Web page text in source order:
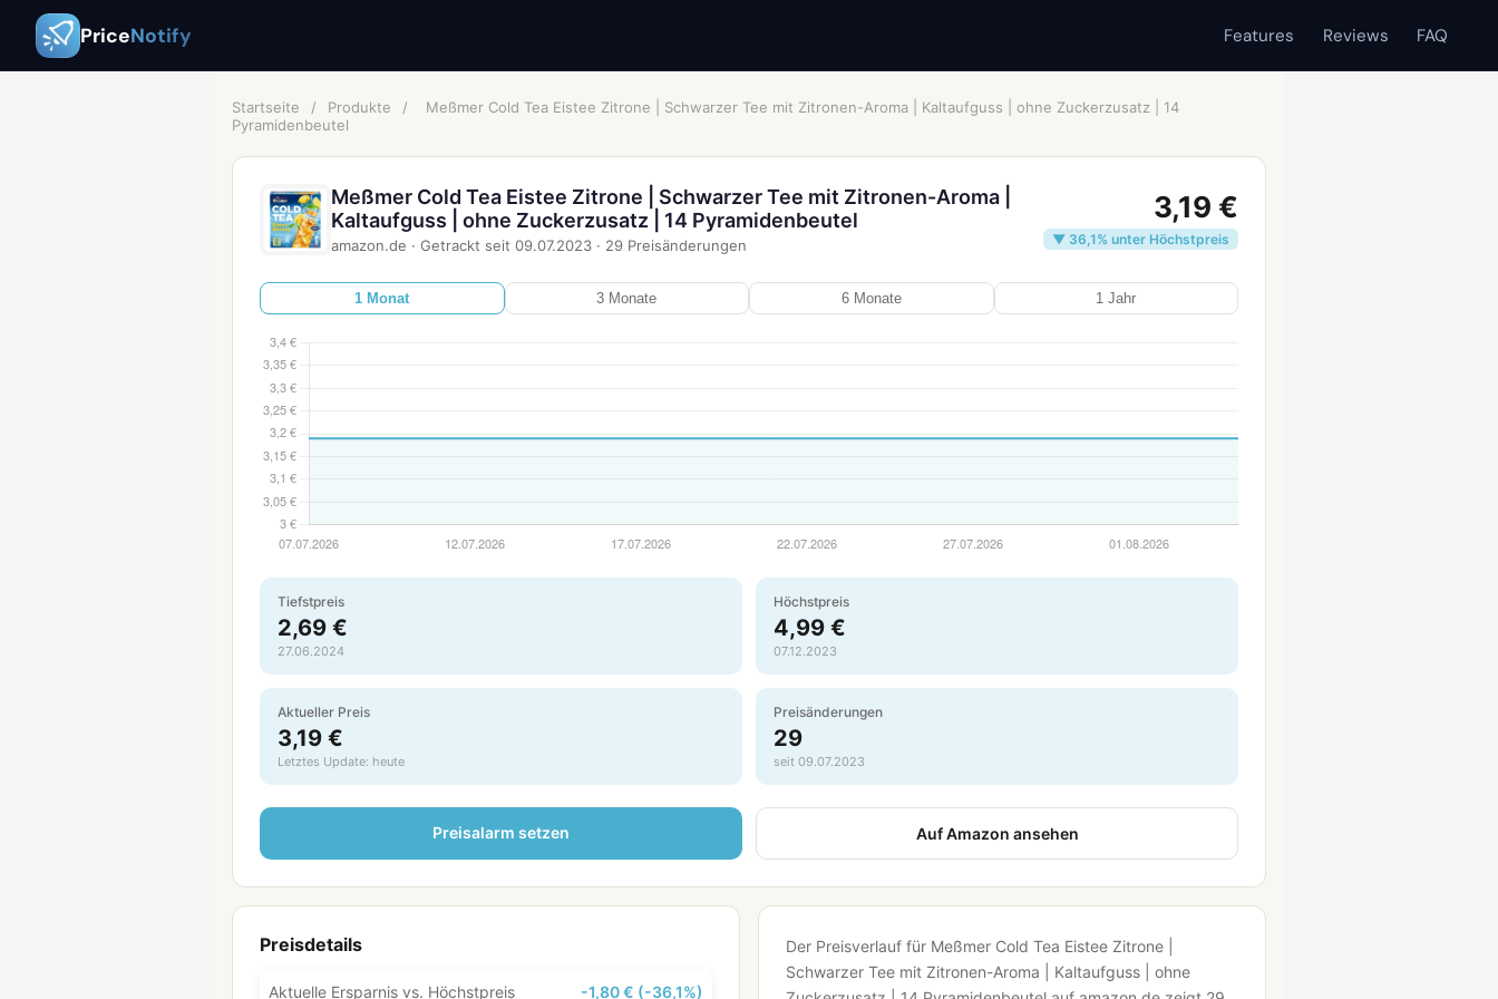
PriceNotify Features Reviews FAQ
Startseite / Produkte /
Meßmer Cold Tea Eistee Zitrone | Schwarzer Tee mit Zitronen-Aroma | Kaltaufguss | ohne Zuckerzusatz | 14
Pyramidenbeutel
Meßmer Cold Tea Eistee Zitrone | Schwarzer Tee mit Zitronen-Aroma |
Kaltaufguss | ohne Zuckerzusatz | 14 Pyramidenbeutel
amazon.de · Getrackt seit 09.07.2023 · 29 Preisänderungen
3,19 €
▼ 36,1% unter Höchstpreis
1 Monat 3 Monate 6 Monate 1 Jahr
Tiefstpreis
2,69 €
27.06.2024
Höchstpreis
4,99 €
07.12.2023
Aktueller Preis
3,19 €
Letztes Update: heute
Preisänderungen
29
seit 09.07.2023
Preisalarm setzen Auf Amazon ansehen
Preisdetails
Aktuelle Ersparnis vs. Höchstpreis -1,80 € (-36,1%)
Der Preisverlauf für Meßmer Cold Tea Eistee Zitrone |
Schwarzer Tee mit Zitronen-Aroma | Kaltaufguss | ohne